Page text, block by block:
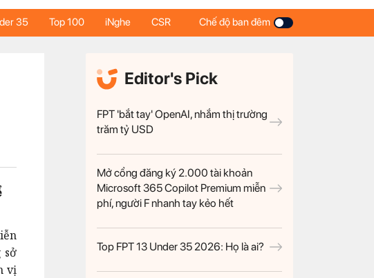
35 Top 100 iNghe CSR Chế độ ban đêm
sở
vị
Editor's Pick
FPT 'bắt tay' OpenAI, nhắm thị trường
trăm tỷ USD
Mở cổng đăng ký 2.000 tài khoản
Microsoft 365 Copilot Premium miễn
phí, người F nhanh tay kẻo hết
Top FPT 13 Under 35 2026: Họ là ai?